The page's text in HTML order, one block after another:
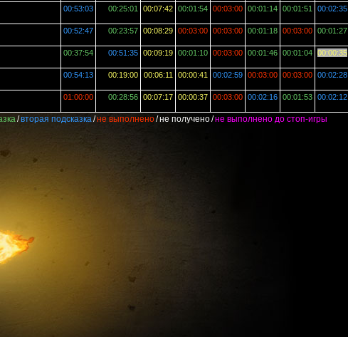
00:53:03 00:25:01 00:07:42 00:01:54 00:03:00 00:01:14 00:01:51 00:02:35
00:52:47 00:23:57 00:08:29 00:03:00 00:03:00 00:01:18 00:03:00 00:01:27
00:37:54 00:51:35 00:09:19 00:01:10 00:03:00 00:01:46 00:01:04 00:00:35
00:54:13 00:19:00 00:06:11 00:00:41 00:02:59 00:03:00 00:03:00 00:02:28
01:00:00 00:28:56 00:07:17 00:00:37 00:03:00 00:02:16 00:01:53 00:02:12
/вторая подсказка/не выполнено/не получено/не выполнено до стоп-игры